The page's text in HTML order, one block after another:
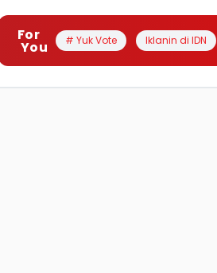
For
You # Yuk Vote Iklanin di IDN